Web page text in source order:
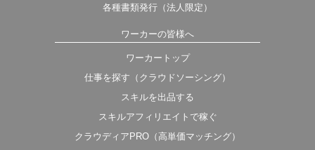
各種書類発行（法人限定）
ワーカーの皆様へ
ワーカートップ
仕事を探す（クラウドソーシング）
スキルを出品する
スキルアフィリエイトで稼ぐ
クラウディアPRO（高単価マッチング）